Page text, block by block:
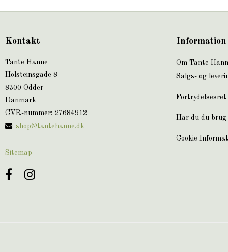
Kontakt
Tante Hanne
Holsteinsgade 8
8300 Odder
Danmark
CVR-nummer: 27684912
: shop@tantehanne.dk
Sitemap
Information
Om Tante
Salgs- og
Har du du
Cookie